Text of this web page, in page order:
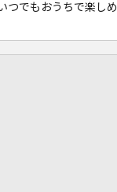
つでもおうちで楽しめ